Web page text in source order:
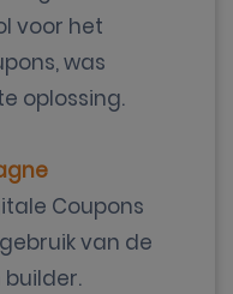
voor het
was
oplossing.
Coupons
van de